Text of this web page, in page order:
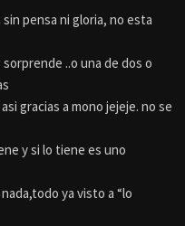
pensa ni gloria, no esta
..o una de dos o
gracias a mono jejeje. no se
y si lo tiene es uno
ya visto a “lo